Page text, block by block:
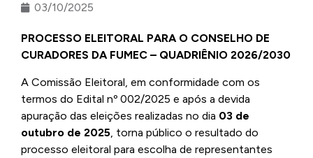
03/10/2025
PROCESSO ELEITORAL PARA O CONSELHO DE
CURADORES DA FUMEC – QUADRIÊNIO 2026/2030
A Comissão Eleitoral, em conformidade com os
termos do Edital nº 002/2025 e após a devida
apuração das eleições realizadas no dia 03 de
outubro de 2025 , torna público o resultado do
processo eleitoral para escolha de representantes